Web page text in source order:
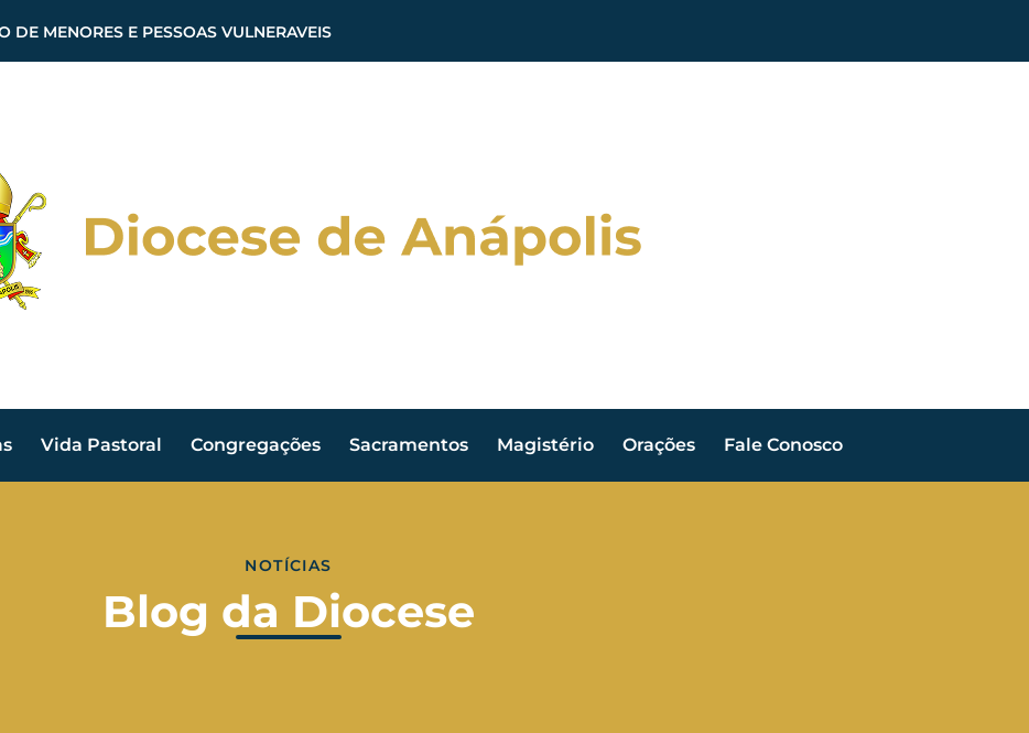
DE MENORES E PESSOAS VULNERAVEIS
Vida Pastoral Congregações Sacramentos Magistério Orações Fale Conosco
NOTÍCIAS
Blog da Diocese